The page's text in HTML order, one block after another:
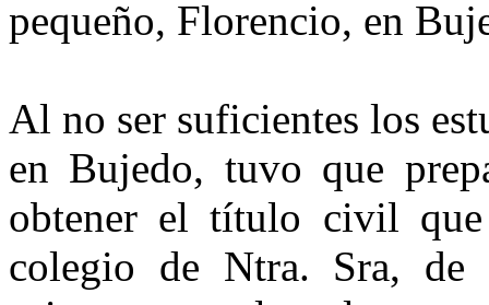
pequeño, Florencio, en
Al no ser suficientes los
en Bujedo, tuvo que
obtener el título civil
colegio de Ntra. Sra, de